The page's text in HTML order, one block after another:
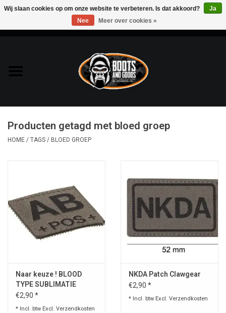
Bags & Packs
Bescherming
Messen & Multitools
Schoenen
Survival
Producten getagd met bloed groep
HOME / TAGS / BLOED GROEP
Naar keuze ! BLOOD
TYPE SUBLIMATIE
€2,90 *
* Incl. btw Excl. Verzendkosten
NKDA Patch Clawgear
€2,90 *
* Incl. btw Excl. Verzendkosten
Wij slaan cookies op om onze website te verbeteren. Is dat akkoord?
Ja
Nee
Meer over cookies »